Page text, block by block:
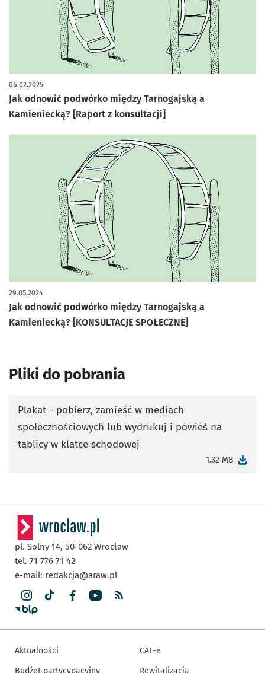
Jak odnowić podwórko między Tarnogajską a
Kamieniecką? [Raport z konsultacji]
06.02.2025
Jak odnowić podwórko między Tarnogajską a
Kamieniecką? [KONSULTACJE SPOŁECZNE]
29.05.2024
Pliki do pobrania
Plakat - pobierz, zamieść w mediach
społecznościowych lub wydrukuj i powieś na
tablicy w klatce schodowej
1.32 MB
otworzy się w nowej karcie
pl. Solny 14, 50-062 Wrocław
tel. 71 776 71 42
e-mail: redakcja@araw.pl
Aktualności
Budżet partycypacyjny
CAL-e
Rewitalizacja